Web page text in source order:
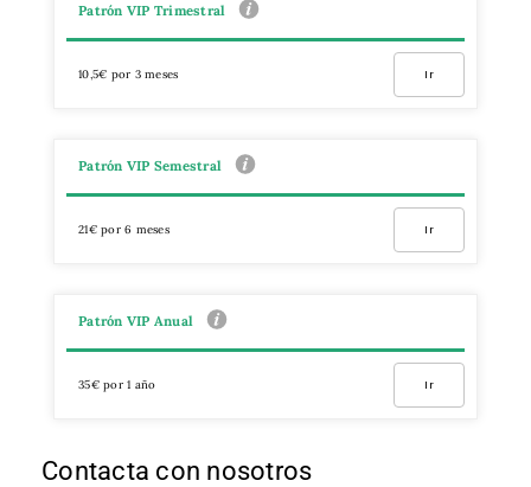
Patrón VIP Trimestral
10,5€ por 3 meses Ir
Patrón VIP Semestral
21€ por 6 meses Ir
Patrón VIP Anual
35€ por 1 año Ir
Contacta con nosotros